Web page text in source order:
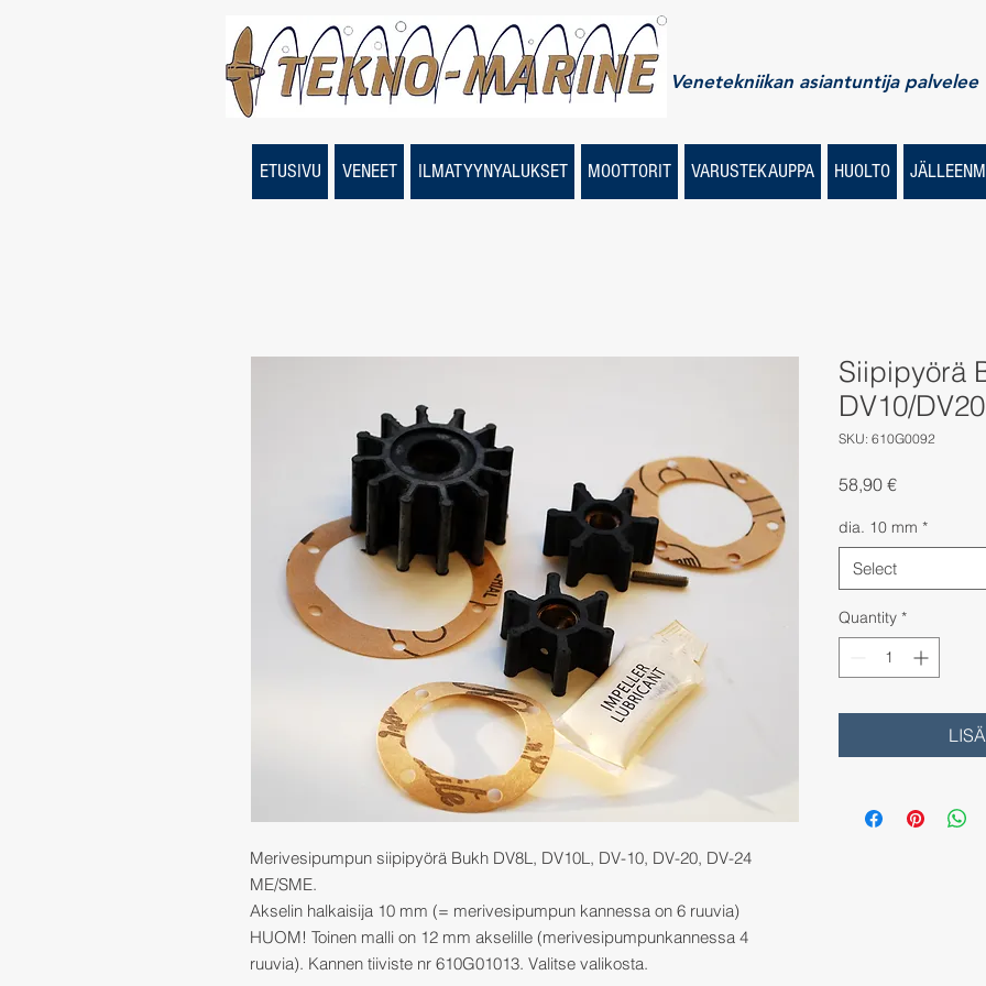
Venetekniikan asiantuntija palvelee
ETUSIVU VENEET ILMATYYNYALUKSET MOOTTORIT VARUSTEKAUPPA HUOLTO
Merivesipumpun siipipyörä Bukh DV8L, DV10L, DV-10, DV-20, DV-24
ME/SME.
Akselin halkaisija 10 mm (= merivesipumpun kannessa on 6 ruuvia)
HUOM! Toinen malli on 12 mm akselille (merivesipumpunkannessa 4
ruuvia). Kannen tiiviste nr 610G01013. Valitse valikosta.
Siipipyörä
DV10/
SKU: 610G0092
58,90 €Price
dia. 10 mm *
Select
Quantity *